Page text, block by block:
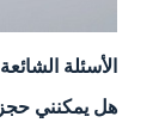
الأسئلة الشائعة
هل يمكنني